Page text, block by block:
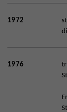
1972
1976